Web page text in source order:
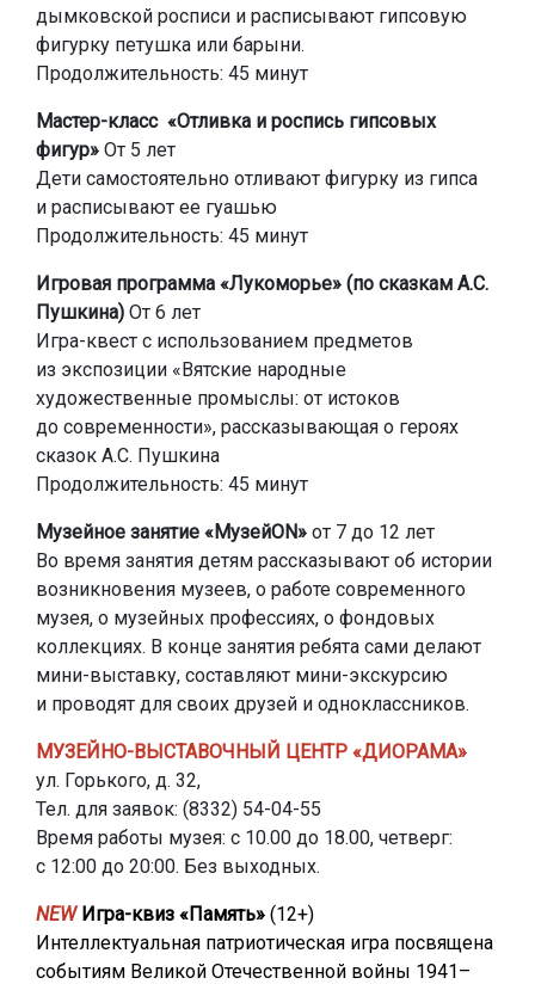
дымковской росписи и расписывают гипсовую
фигурку петушка или барыни.
Продолжительность: 45 минут
Мастер-класс «Отливка и роспись гипсовых
фигур» От 5 лет
Дети самостоятельно отливают фигурку из гипса
и расписывают ее гуашью
Продолжительность: 45 минут
Игровая программа «Лукоморье» (по сказкам А.С.
Пушкина) От 6 лет
Игра-квест с использованием предметов
из экспозиции «Вятские народные
художественные промыслы: от истоков
до современности», рассказывающая о героях
сказок А.С. Пушкина
Продолжительность: 45 минут
Музейное занятие «МузейON» от 7 до 12 лет
Во время занятия детям рассказывают об истории
возникновения музеев, о работе современного
музея, о музейных профессиях, о фондовых
коллекциях. В конце занятия ребята сами делают
мини-выставку, составляют мини-экскурсию
и проводят для своих друзей и одноклассников.
МУЗЕЙНО-ВЫСТАВОЧНЫЙ ЦЕНТР «ДИОРАМА»
ул. Горького, д. 32,
Тел. для заявок: (8332) 54-04-55
Время работы музея: с 10.00 до 18.00, четверг:
с 12:00 до 20:00. Без выходных.
NEWИгра-квиз «Память» (12+)
Интеллектуальная патриотическая игра посвящена
событиям Великой Отечественной войны 1941–